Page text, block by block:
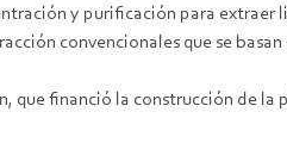
y purificación para extraer
convencionales que se
financió la construcción de la